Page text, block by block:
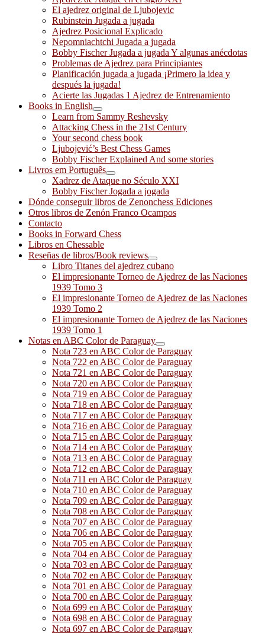
El ajedrez original de Ljubojevic
Rubinstein Jugada a jugada
Ajedrez Posicional Explicado
Nepomniachtchi Jugada a jugada
Bobby Fischer Jugada a jugada Y algunas anécdotas
Problemas de Ajedrez para Principiantes
Planificación jugada a jugada ¡Primero la idea y
después la jugada!
Acierte las Jugadas 1 Ajedrez de Entrenamiento
Books in English
Learn from Sammy Reshevsky
Attacking Chess in the 21st Century
Your second chess book
Ljubojević’s Best Chess Games
Bobby Fischer Explained And some stories
Livros em Português
Xadrez de Ataque no Século XXI
Bobby Fischer Jogada a jogada
Dónde conseguir libros de Zenonchess Ediciones
Otros libros de Zenón Franco Ocampos
Contacto
Books in Forward Chess
Libros en Chessable
Reseñas de libros/Book reviews
Libro Titanes del ajedrez cubano
El impresionante Torneo de Ajedrez de las Naciones
1939 Tomo 3
El impresionante Torneo de Ajedrez de las Naciones
1939 Tomo 2
El impresionante Torneo de Ajedrez de las Naciones
1939 Tomo 1
Notas en ABC Color de Paraguay
Nota 723 en ABC Color de Paraguay
Nota 722 en ABC Color de Paraguay
Nota 721 en ABC Color de Paraguay
Nota 720 en ABC Color de Paraguay
Nota 719 en ABC Color de Paraguay
Nota 718 en ABC Color de Paraguay
Nota 717 en ABC Color de Paraguay
Nota 716 en ABC Color de Paraguay
Nota 715 en ABC Color de Paraguay
Nota 714 en ABC Color de Paraguay
Nota 713 en ABC Color de Paraguay
Nota 712 en ABC Color de Paraguay
Nota 711 en ABC Color de Paraguay
Nota 710 en ABC Color de Paraguay
Nota 709 en ABC Color de Paraguay
Nota 708 en ABC Color de Paraguay
Nota 707 en ABC Color de Paraguay
Nota 706 en ABC Color de Paraguay
Nota 705 en ABC Color de Paraguay
Nota 704 en ABC Color de Paraguay
Nota 703 en ABC Color de Paraguay
Nota 702 en ABC Color de Paraguay
Nota 701 en ABC Color de Paraguay
Nota 700 en ABC Color de Paraguay
Nota 699 en ABC Color de Paraguay
Nota 698 en ABC Color de Paraguay
Nota 697 en ABC Color de Paraguay